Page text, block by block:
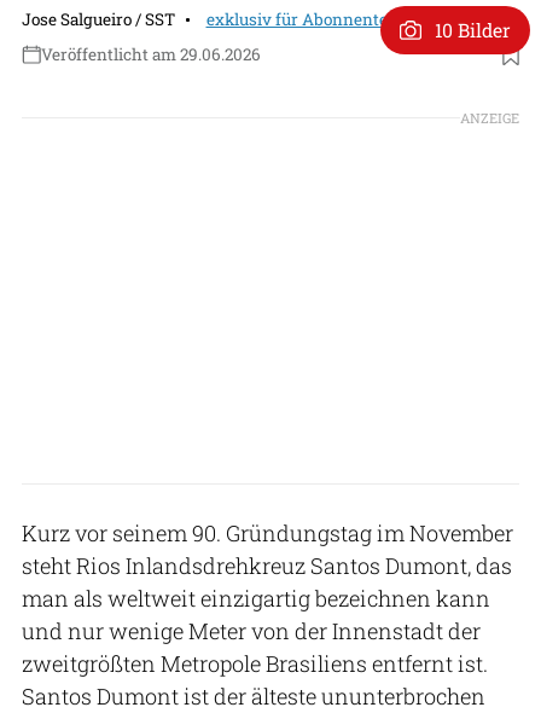
Jose Salgueiro / SST
exklusiv für Abonnenten
Veröffentlicht am 29.06.2026
Foto: Jose Salgueiro
10 Bilder
ANZEIGE
Kurz vor seinem 90. Gründungstag im November
steht Rios Inlandsdrehkreuz Santos Dumont, das
man als weltweit einzigartig bezeichnen kann
und nur wenige Meter von der Innenstadt der
zweitgrößten Metropole Brasiliens entfernt ist.
Santos Dumont ist der älteste ununterbrochen